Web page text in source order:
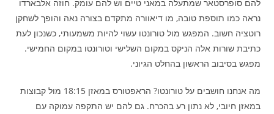
להם סופרסטאר שמתעלה במאני טיים וש להם עומק. חוזה אלבארדו
נראה כמו תוספת טובה, מו דיאוורה מתקדם בצורה נאה והופך לשחקן
רוטציה חשוב. המפגש מול טורונטו עשוי להיות משמעותי, כשנכון לעת
כתיבת שורות אלה הניקס במקום השלישי וטורונטו במקום החמישי.
מפגש בסיבוב הראשון בהחלט הגיוני.
מה אנחנו חושבים על טורונטו? הראפטורס במאזן 18:15 מול קבוצות
במאזן חיובי, לא נתון רע בהכרח. גם להם יש התקפה עמוקה עם